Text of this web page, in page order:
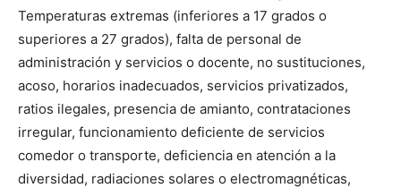
Temperaturas extremas (inferiores a 17 grados o
superiores a 27 grados), falta de personal de
administración y servicios o docente, no sustituciones,
acoso, horarios inadecuados, servicios privatizados,
ratios ilegales, presencia de amianto, contrataciones
irregular, funcionamiento deficiente de servicios
comedor o transporte, deficiencia en atención a la
diversidad, radiaciones solares o electromagnéticas,